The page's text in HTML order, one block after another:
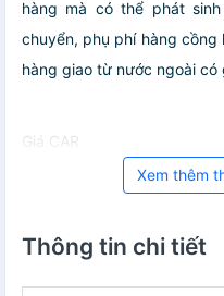
hàng mà có thể phát
chuyển, phụ phí hàng
hàng giao từ nước ngoài có
Giá CAR
Xem thêm
Thông tin chi tiết